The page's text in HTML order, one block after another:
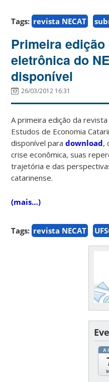
Tags: revista NECAT
Primeira
eletrônica do
disponível
26/03/2012 16:31
A primeira edição da
Estudos de Economia
disponível paradownload,
crise econômica, suas
trajetória e das
catarinense.
(mais…)
Tags: revista NECAT